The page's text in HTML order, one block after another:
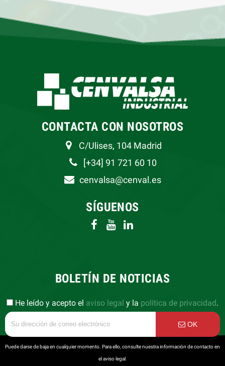
CONTACTA CON NOSOTROS
C/Ulises, 104 Madrid
[+34] 91 721 60 10
cenvalsa@cenval.es
SÍGUENOS
BOLETÍN DE NOTICIAS
He leído y acepto el aviso legal y la política de privacidad.
OK
Puede darse de baja en cualquier momento. Para ello, consulte nuestra información de contacto en
el aviso legal.